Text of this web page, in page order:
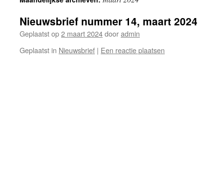
Nieuwsbrief nummer 14, maart 2024
Geplaatst op2 maart 2024dooradmin
Geplaatst in Nieuwsbrief | Een reactie plaatsen